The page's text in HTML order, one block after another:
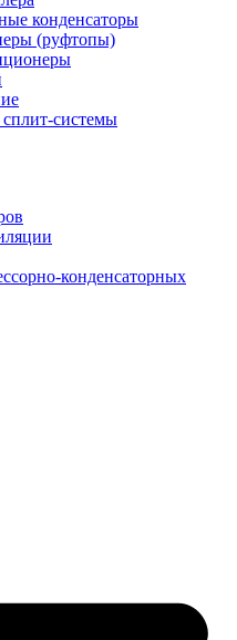
конденсаторы
(руфтопы)
системы
конденсаторных